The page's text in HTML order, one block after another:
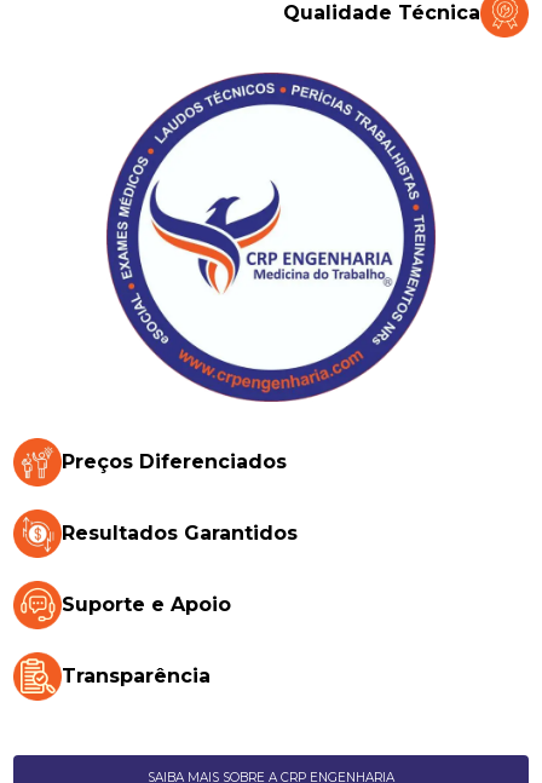
Qualidade Técnica
Preços Diferenciados
Resultados Garantidos
Suporte e Apoio
Transparência
SAIBA MAIS SOBRE A CRP ENGENHARIA